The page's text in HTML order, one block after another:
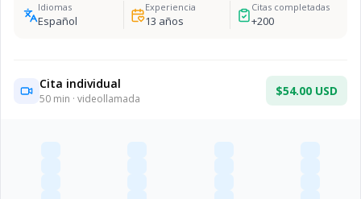
Idiomas
Español
Experiencia
13 años
Citas completadas
+200
Cita individual
50 min · videollamada
$54.00 USD